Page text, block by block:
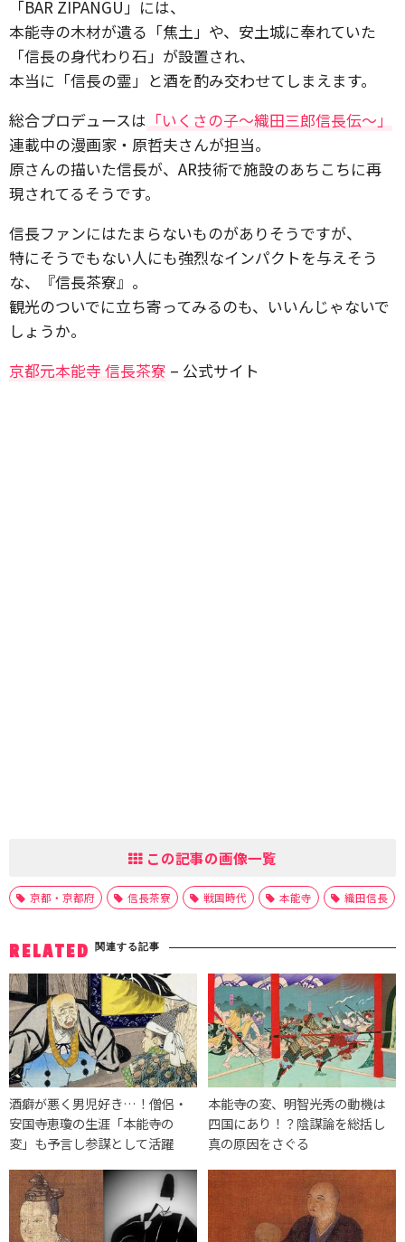
「BAR ZIPANGU」には、
本能寺の木材が遺る「焦土」や、安土城に奉れていた
「信長の身代わり石」が設置され、
本当に「信長の霊」と酒を酌み交わせてしまえます。
総合プロデュースは 「いくさの子～織田三郎信長伝～」
連載中の漫画家・原哲夫さんが担当。
原さんの描いた信長が、AR技術で施設のあちこちに再
現されてるそうです。
信長ファンにはたまらないものがありそうですが、
特にそうでもない人にも強烈なインパクトを与えそう
な、『信長茶寮』。
観光のついでに立ち寄ってみるのも、いいんじゃないで
しょうか。
京都元本能寺 信長茶寮 – 公式サイト
この記事の画像一覧
京都・京都府 信長茶寮 戦国時代 本能寺 織田信長
RELATED 関連する記事
酒癖が悪く男児好き…！僧侶・
安国寺恵瓊の生涯「本能寺の
変」も予言し参謀として活躍
本能寺の変、明智光秀の動機は
四国にあり！？陰謀論を総括し
真の原因をさぐる